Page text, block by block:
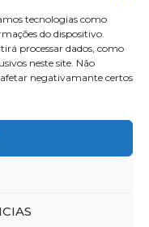
tecnologias como
do dispositivo.
processar dados, como
neste site. Não
negativamante certos